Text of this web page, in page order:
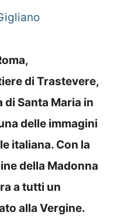
di Trastevere,
di Santa Maria in
delle immagini
italiana. Con la
della Madonna
a tutti un
alla Vergine.